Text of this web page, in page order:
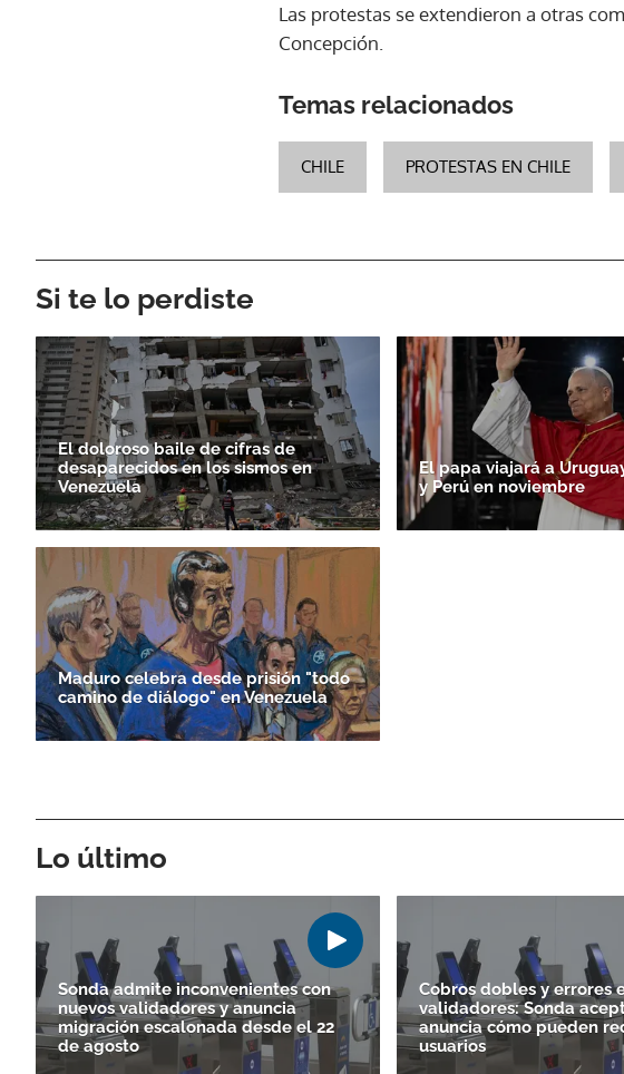
Las protestas se extendieron a otras
Concepción.
Temas relacionados
CHILE PROTESTAS EN CHILE
Si te lo perdiste
El doloroso baile de cifras de
desaparecidos en los sismos en
Venezuela
El papa viajará a
y Perú en noviembre
Maduro celebra desde prisión "todo
camino de diálogo" en Venezuela
Lo último
Sonda admite inconvenientes con
nuevos validadores y anuncia
migración escalonada desde el 22
de agosto
Cobros dobles y errores
validadores: Sonda
anuncia cómo pueden
usuarios